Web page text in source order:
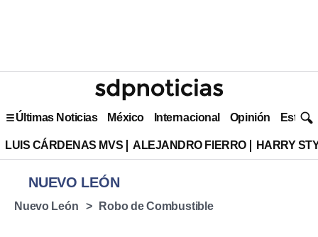
Últimas Noticias México Internacional Opinión Estilo
LUIS CÁRDENAS MVS ALEJANDRO FIERRO HARRY
NUEVO LEÓN
Nuevo León Robo de Combustible